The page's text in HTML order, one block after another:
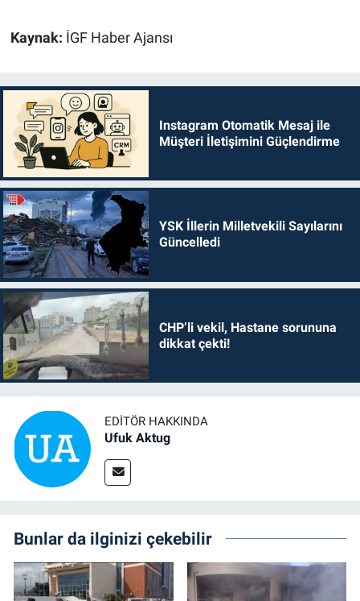
Kaynak: İGF Haber Ajansı
Instagram Otomatik Mesaj ile
Müşteri İletişimini Güçlendirme
YSK İllerin Milletvekili Sayılarını
Güncelledi
CHP’li vekil, Hastane sorununa
dikkat çekti!
EDITÖR HAKKINDA
Ufuk Aktug
Bunlar da ilginizi çekebilir